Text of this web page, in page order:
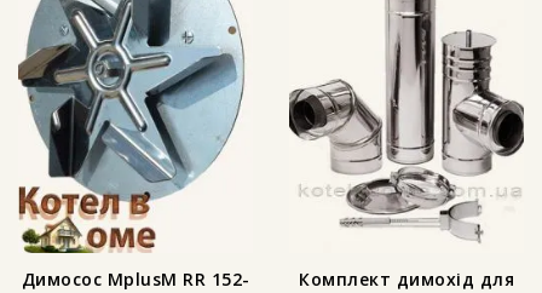
Димосос MplusM RR 152-
Комплект димохід для